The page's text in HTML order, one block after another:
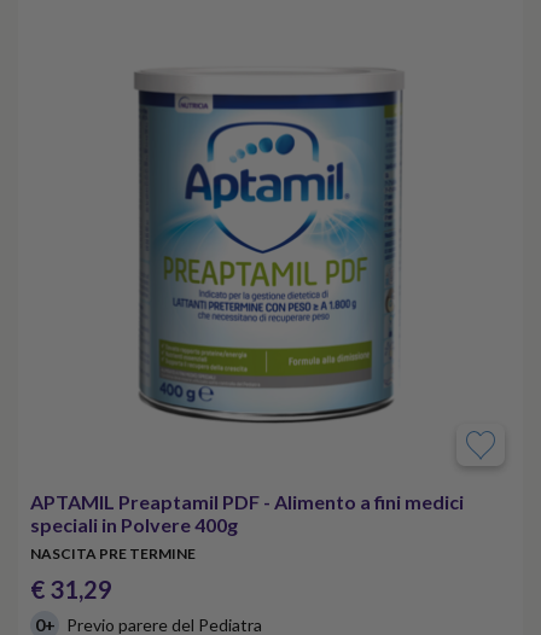
APTAMIL Preaptamil PDF - Alimento a fini medici
speciali in Polvere 400g
NASCITA PRE TERMINE
€ 31,29
0+ Previo parere del Pediatra